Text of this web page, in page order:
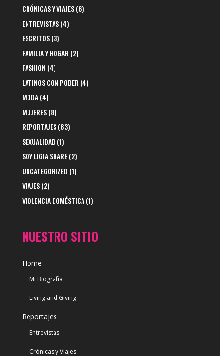
CRÓNICAS Y VIAJES(6)
ENTREVISTAS(4)
ESCRITOS(3)
FAMILIA Y HOGAR (2)
FASHION (4)
LATINOS CON PODER (4)
MODA(4)
MUJERES(8)
REPORTAJES(83)
SEXUALIDAD (1)
SOY LIGIA SHARE(2)
UNCATEGORIZED (1)
VIAJES(2)
VIOLENCIA DOMÉSTICA(1)
NUESTRO SITIO
Home
Mi Biografía
Living and Giving
Reportajes
Entrevistas
Crónicas y Viajes